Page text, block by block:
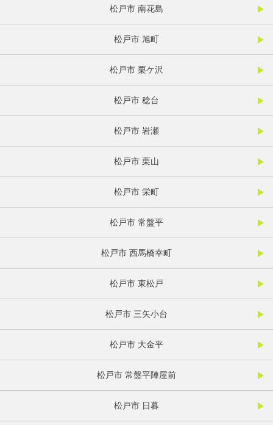
松戸市 南花島
松戸市 旭町
松戸市 栗ケ沢
松戸市 稔台
松戸市 岩瀬
松戸市 栗山
松戸市 栄町
松戸市 常盤平
松戸市 西馬橋幸町
松戸市 東松戸
松戸市 三矢小台
松戸市 大金平
松戸市 常盤平陣屋前
松戸市 日暮